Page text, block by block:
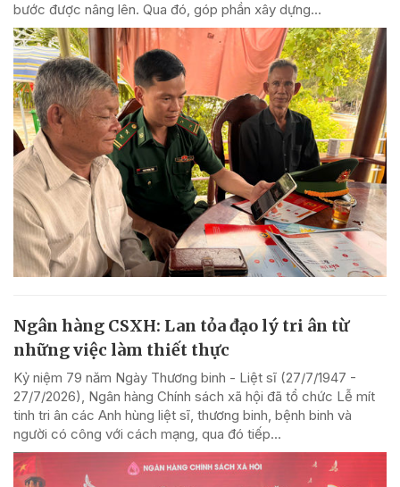
bước được nâng lên. Qua đó, góp phần xây dựng...
Ngân hàng CSXH: Lan tỏa đạo lý tri ân từ
những việc làm thiết thực
Kỷ niệm 79 năm Ngày Thương binh - Liệt sĩ (27/7/1947 -
27/7/2026), Ngân hàng Chính sách xã hội đã tổ chức Lễ mít
tinh tri ân các Anh hùng liệt sĩ, thương binh, bệnh binh và
người có công với cách mạng, qua đó tiếp...